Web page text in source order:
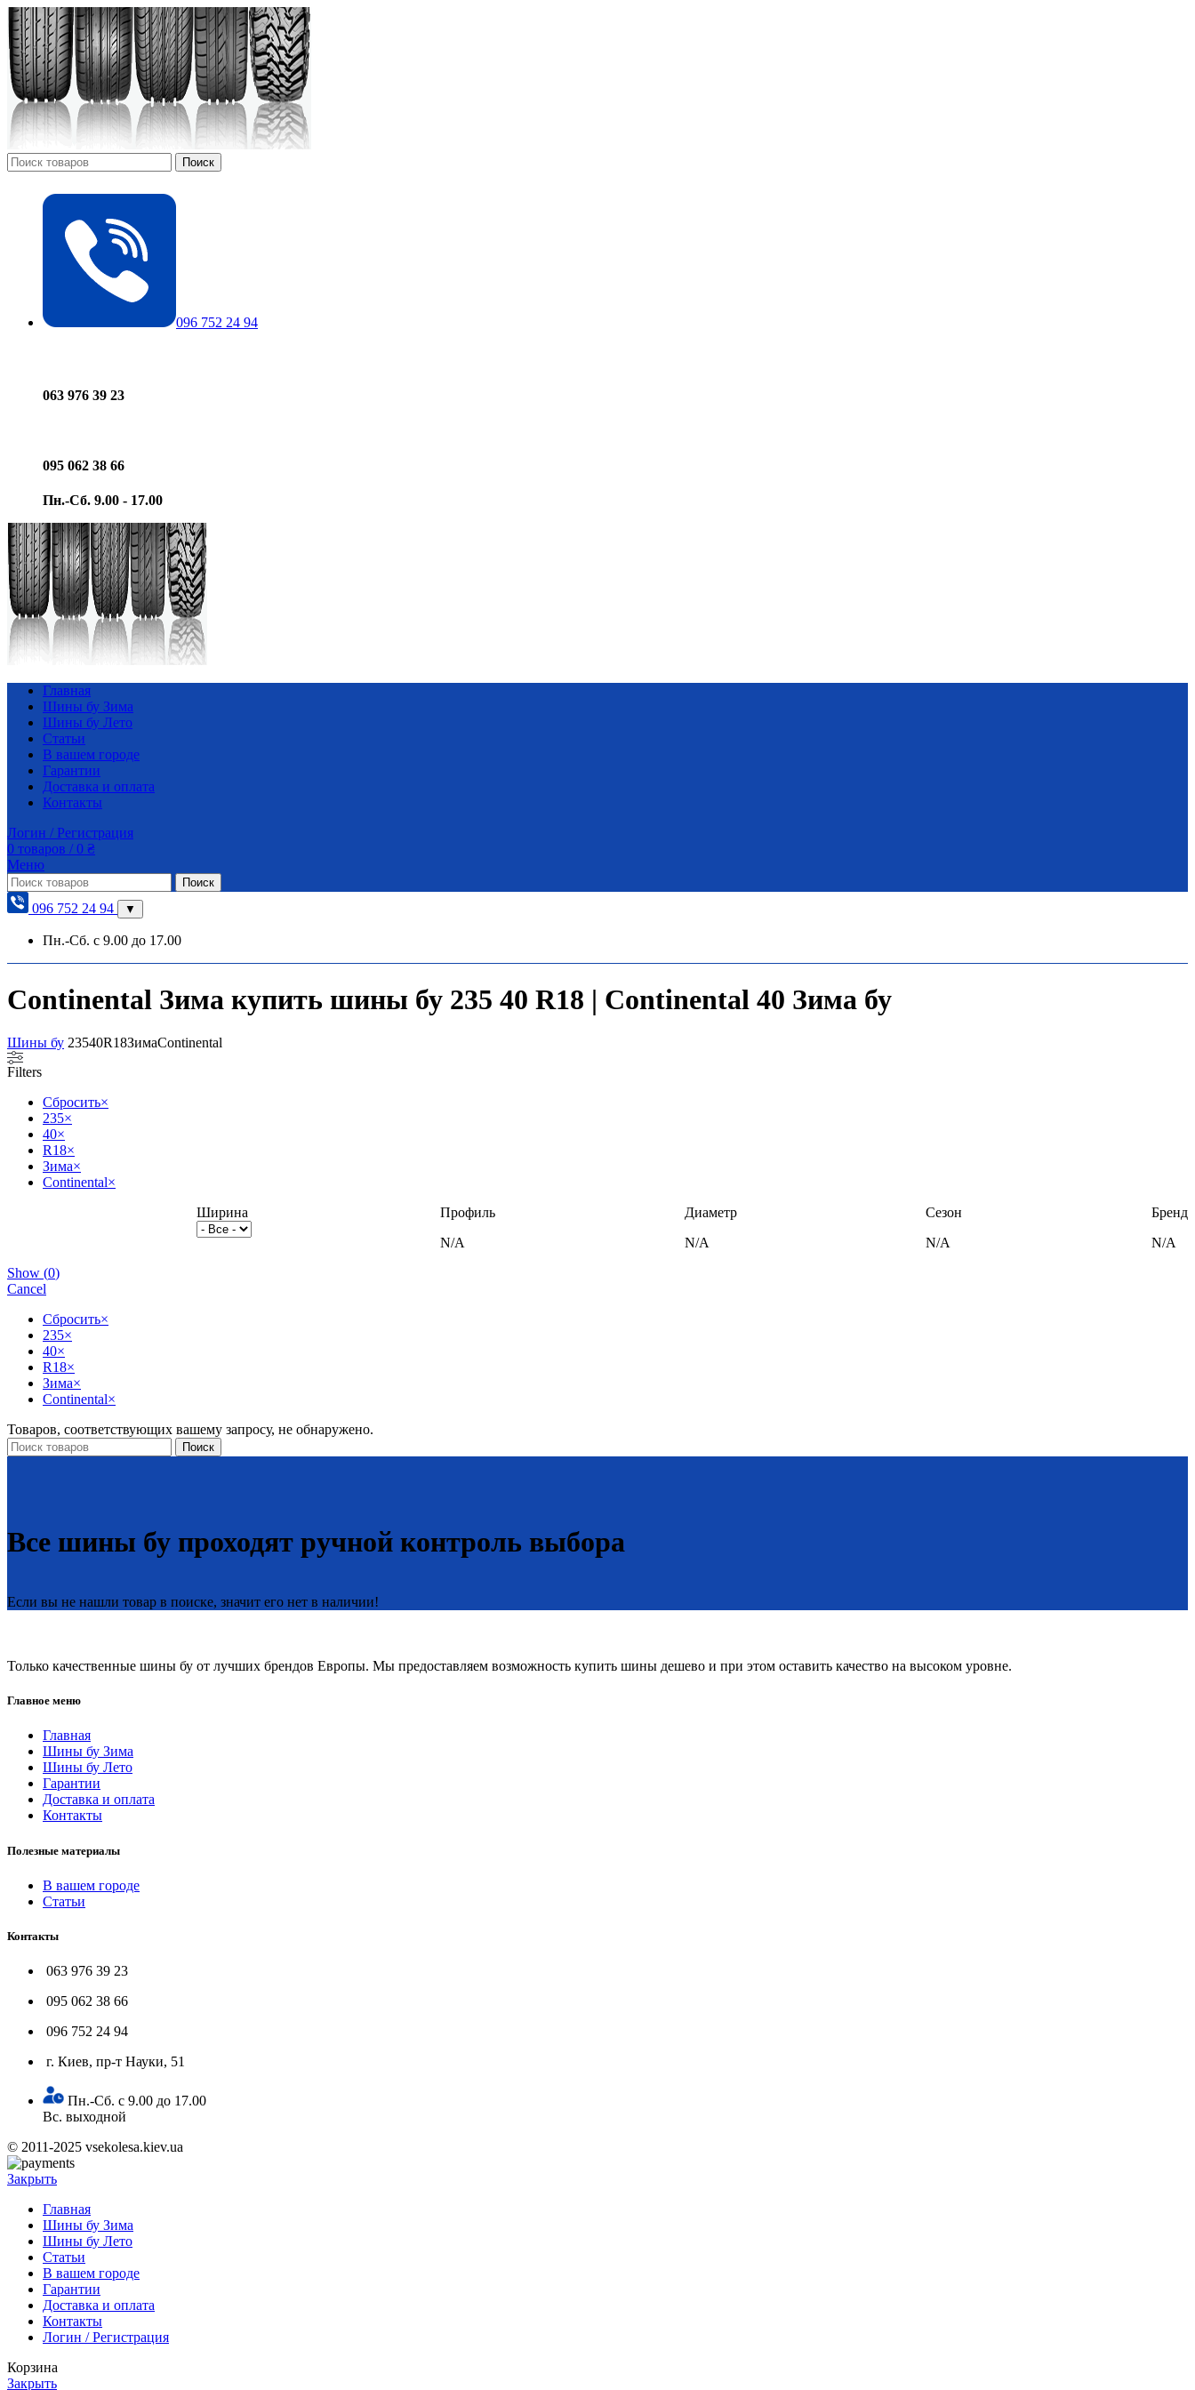
Поиск
096 752 24 94
063 976 39 23
095 062 38 66
Пн.-Сб. 9.00 - 17.00
Главная
Шины бу Зима
Шины бу Лето
Статьи
В вашем городе
Гарантии
Доставка и оплата
Контакты
Логин / Регистрация
0 товаров / 0 ₴
Меню
Поиск
096 752 24 94 ▼
Пн.-Сб. с 9.00 до 17.00
Continental Зима купить шины бу 235 40 R18 | Continental 40 Зима бу
Шины бу 23540R18ЗимаContinental
Filters
Сбросить×
235×
40×
R18×
Зима×
Continental×
Ширина
Профиль
N/A
Диаметр
N/A
Сезон
N/A
Бренд
N/A
Show (0)
Cancel
Сбросить×
235×
40×
R18×
Зима×
Continental×
Товаров, соответствующих вашему запросу, не обнаружено.
Поиск
Все шины бу проходят ручной контроль выбора
Если вы не нашли товар в поиске, значит его нет в наличии!
Только качественные шины бу от лучших брендов Европы. Мы предоставляем возможность купить шины дешево и при этом оставить качество на высоком уровне.
Главное меню
Главная
Шины бу Зима
Шины бу Лето
Гарантии
Доставка и оплата
Контакты
Полезные материалы
В вашем городе
Статьи
Контакты
063 976 39 23
095 062 38 66
096 752 24 94
г. Киев, пр-т Науки, 51
Пн.-Сб. с 9.00 до 17.00
Вс. выходной
© 2011-2025 vsekolesa.kiev.ua
Закрыть
Главная
Шины бу Зима
Шины бу Лето
Статьи
В вашем городе
Гарантии
Доставка и оплата
Контакты
Логин / Регистрация
Корзина
Закрыть